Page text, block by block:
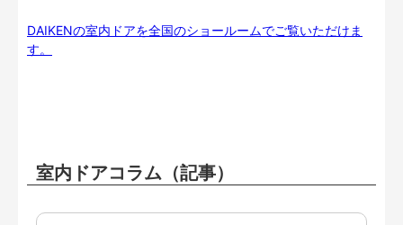
DAIKENの室内ドアを全国のショールームでご覧いただけま
す。
室内ドアコラム（記事）